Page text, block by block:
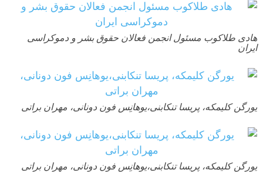
هادی طلاکوب مسئول انجمن فعالان حقوق بشر و دموکراسی
ایران
یورگن کلیمکه، پریسا تنکابنی،یوهانِس فون دونانی، مهران براتی
یورگن کلیمکه، پریسا تنکابنی،یوهانِس فون دونانی، مهران براتی